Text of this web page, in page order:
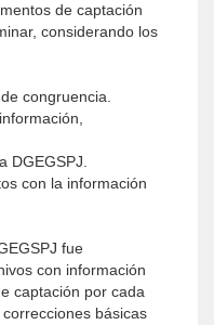
de captación
considerando los
congruencia.
DGEGSPJ.
con la información
fue
con información
captación por cada
básicas